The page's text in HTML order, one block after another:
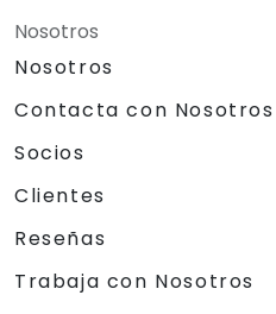
Nosotros
Nosotros
Contacta con Nosotros
Socios
Clientes
Reseñas
Trabaja con Nosotros